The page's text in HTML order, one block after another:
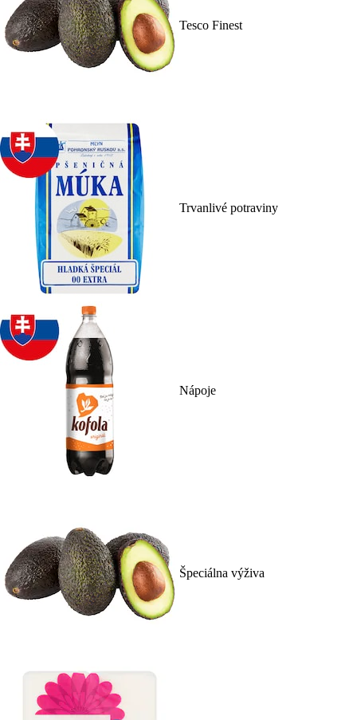
Tesco Finest
Trvanlivé potraviny
Nápoje
Špeciálna výživa